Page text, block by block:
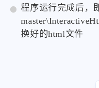
程序运行完成后，
换好的html文件